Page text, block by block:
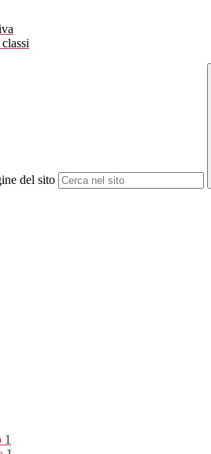
del sito
1